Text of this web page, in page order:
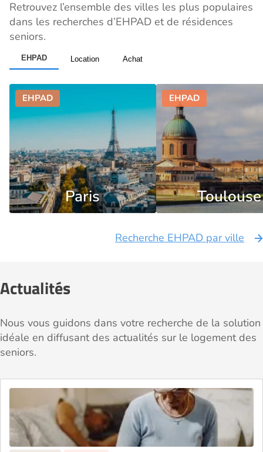
Retrouvez l’ensemble des villes les plus populaires
dans les recherches d’EHPAD et de résidences
seniors.
EHPAD Location Achat
Paris Toulouse
Recherche EHPAD par ville
Actualités
Nous vous guidons dans votre recherche de la solution
idéale en diffusant des actualités sur le logement des
seniors.